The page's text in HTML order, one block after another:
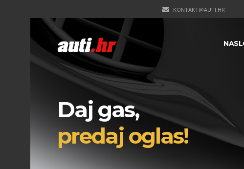
KONTAKT@AUTI.HR
Daj gas,
predaj oglas!